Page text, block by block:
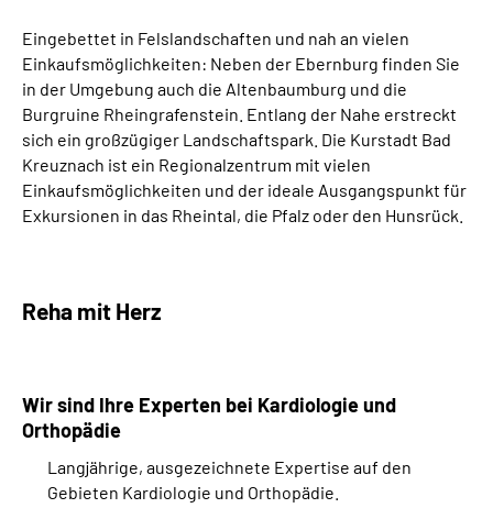
Eingebettet in Felslandschaften und nah an vielen
Einkaufsmöglichkeiten: Neben der Ebernburg finden Sie
in der Umgebung auch die Altenbaumburg und die
Burgruine Rheingrafenstein. Entlang der Nahe erstreckt
sich ein großzügiger Landschaftspark. Die Kurstadt Bad
Kreuznach ist ein Regionalzentrum mit vielen
Einkaufsmöglichkeiten und der ideale Ausgangspunkt für
Exkursionen in das Rheintal, die Pfalz oder den Hunsrück.
Reha mit Herz
Wir sind Ihre Experten bei Kardiologie und
Orthopädie
Langjährige, ausgezeichnete Expertise auf den
Gebieten Kardiologie und Orthopädie.